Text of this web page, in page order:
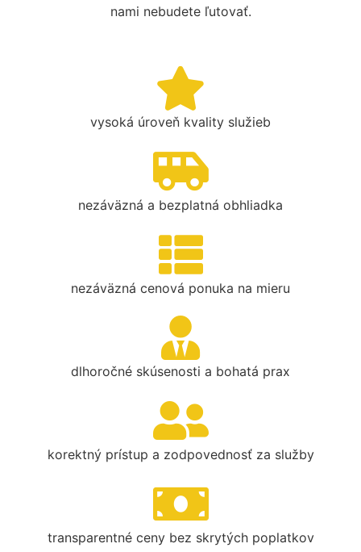
nami nebudete ľutovať.
vysoká úroveň kvality služieb
nezáväzná a bezplatná obhliadka
nezáväzná cenová ponuka na mieru
dlhoročné skúsenosti a bohatá prax
korektný prístup a zodpovednosť za služby
transparentné ceny bez skrytých poplatkov